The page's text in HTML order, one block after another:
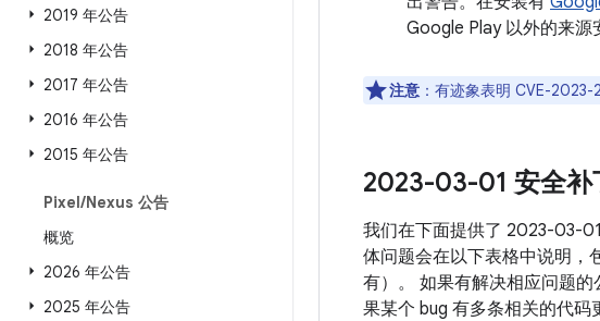
2019 年公告
2018 年公告
2017 年公告
2016 年公告
2015 年公告
Pixel/Nexus 公告
概览
2026 年公告
2025 年公告
Google Play 以外的来源
注意 ：有迹象表明 CVE-
2023-03-01 安全补
我们在下面提供了 2023-03-
体问题会在以下表格中说明，
有）。 如果有解决相应问题
果某个 bug 有多条相关的代